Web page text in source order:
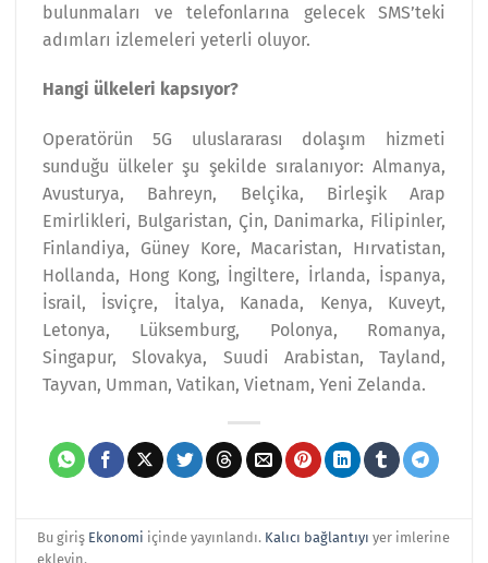
bulunmaları ve telefonlarına gelecek SMS’teki
adımları izlemeleri yeterli oluyor.
Hangi ülkeleri kapsıyor?
Operatörün 5G uluslararası dolaşım hizmeti
sunduğu ülkeler şu şekilde sıralanıyor: Almanya,
Avusturya, Bahreyn, Belçika, Birleşik Arap
Emirlikleri, Bulgaristan, Çin, Danimarka, Filipinler,
Finlandiya, Güney Kore, Macaristan, Hırvatistan,
Hollanda, Hong Kong, İngiltere, İrlanda, İspanya,
İsrail, İsviçre, İtalya, Kanada, Kenya, Kuveyt,
Letonya, Lüksemburg, Polonya, Romanya,
Singapur, Slovakya, Suudi Arabistan, Tayland,
Tayvan, Umman, Vatikan, Vietnam, Yeni Zelanda.
Bu giriş Ekonomi içinde yayınlandı. Kalıcı bağlantıyı yer imlerine
ekleyin.